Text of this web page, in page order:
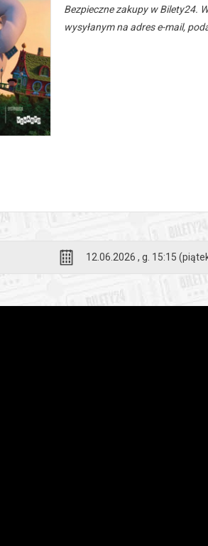
Bezpieczne zakupy w Bilety24.
wysyłanym na adres e-mail,
12.06.2026 , g. 15:15